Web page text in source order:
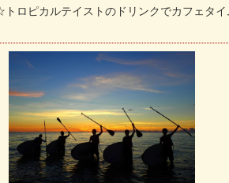
ロピカルテイストのドリンクでカフェタ